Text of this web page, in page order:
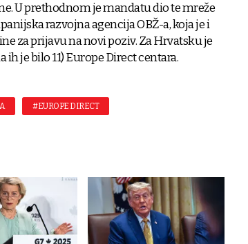
U prethodnom je mandatu dio te mreže
razvojna agencija OBŽ-a, koja je i
za prijavu na novi poziv. Za Hrvatsku je
je bilo 11) Europe Direct centara.
#EUROPE DIRECT